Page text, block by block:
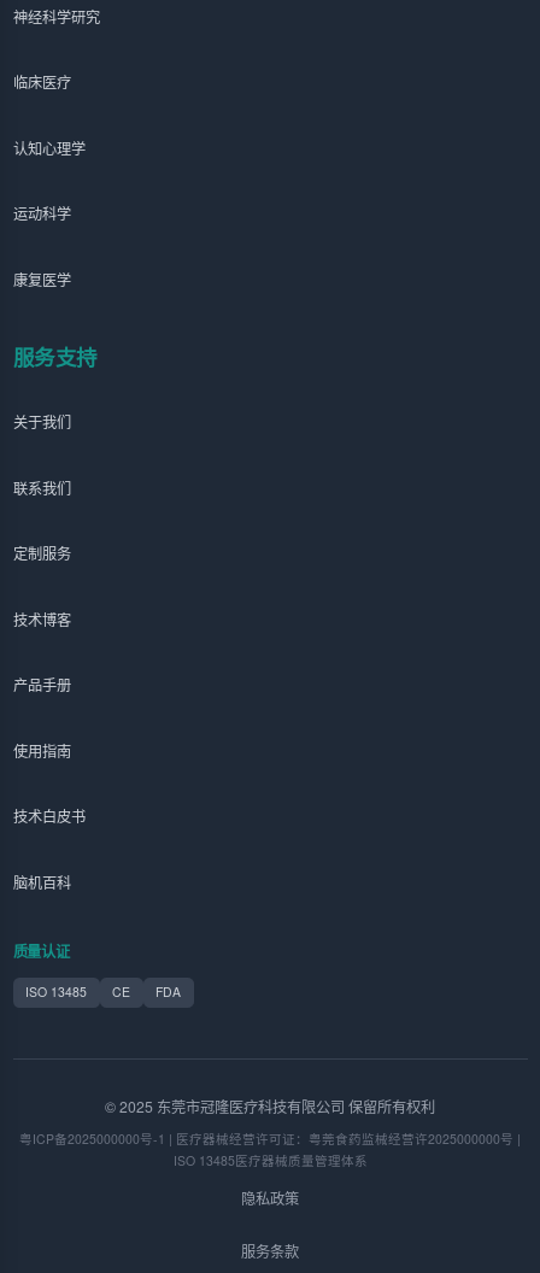
神经科学研究
临床医疗
认知心理学
运动科学
康复医学
服务支持
关于我们
联系我们
定制服务
技术博客
产品手册
使用指南
技术白皮书
脑机百科
质量认证
ISO 13485 CE FDA
© 2025 东莞市冠隆医疗科技有限公司 保留所有权利
粤ICP备2025000000号-1 | 医疗器械经营许可证：粤莞食药监械经营许2025000000号 |
ISO 13485医疗器械质量管理体系
隐私政策
服务条款